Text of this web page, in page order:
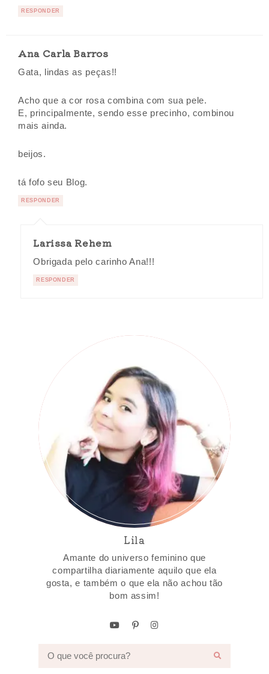
RESPONDER
Ana Carla Barros
Gata, lindas as peças!!
Acho que a cor rosa combina com sua pele.
E, principalmente, sendo esse precinho, combinou
mais ainda.
beijos.
tá fofo seu Blog.
RESPONDER
Larissa Rehem
Obrigada pelo carinho Ana!!!
RESPONDER
Lila
Amante do universo feminino que
compartilha diariamente aquilo que ela
gosta, e também o que ela não achou tão
bom assim!